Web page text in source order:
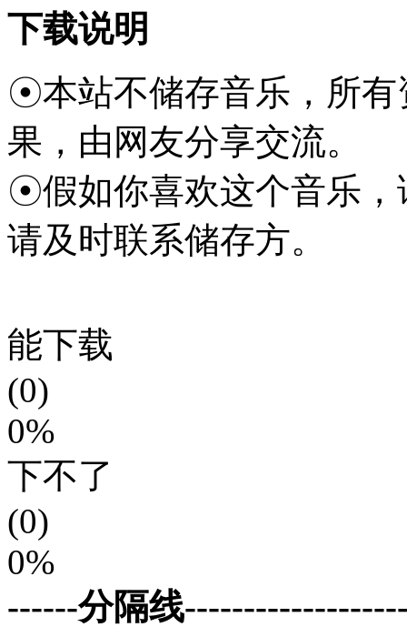
下载说明
☉本站不储存音乐，所有
果，由网友分享交流。
☉假如你喜欢这个音乐，
请及时联系储存方。
能下载
(0)
0%
下不了
(0)
0%
------分隔线